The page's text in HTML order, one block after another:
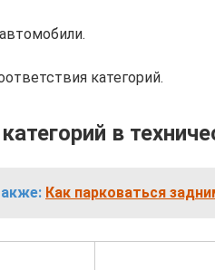
категорий.
в
Как парковаться